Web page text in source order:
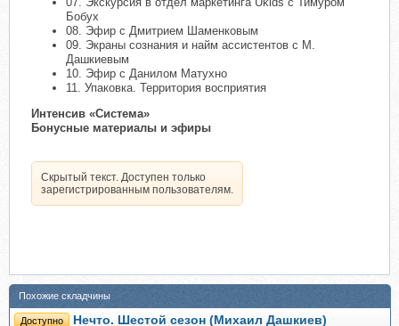
Бобух
08. Эфир с Дмитрием Шаменковым
09. Экраны сознания и найм ассистентов с М.
Дашкиевым
10. Эфир с Данилом Матухно
11. Упаковка. Территория восприятия
Интенсив «Система»
Бонусные материалы и эфиры
Скрытый текст. Доступен только
зарегистрированным пользователям.
Похожие складчины
Доступно Нечто. Шестой сезон (Михаил Дашкиев)